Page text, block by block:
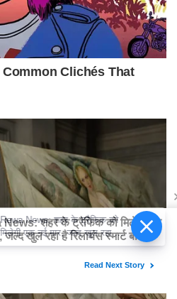
Rewa News: शहर के ट्रैफिक को
मिलेगी एक नई मार, जल्द खुल रहा है
रिलायंस स्मार्ट बाजार